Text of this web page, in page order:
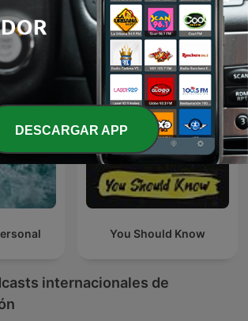
-
Rayana laye
You Should Know
internacionales de
DESCARGAR APP